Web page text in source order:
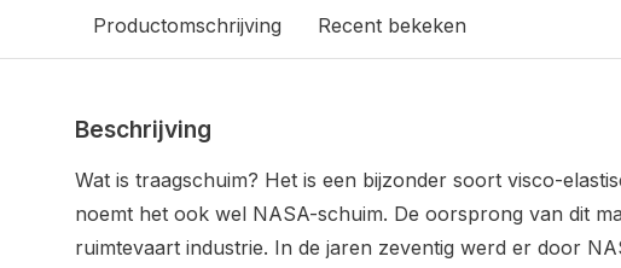
Productomschrijving Recent bekeken
Beschrijving
Wat is traagschuim? Het is een bijzonder soort visco-
noemt het ook wel NASA-schuim. De oorsprong van dit
ruimtevaart industrie. In de jaren zeventig werd er door